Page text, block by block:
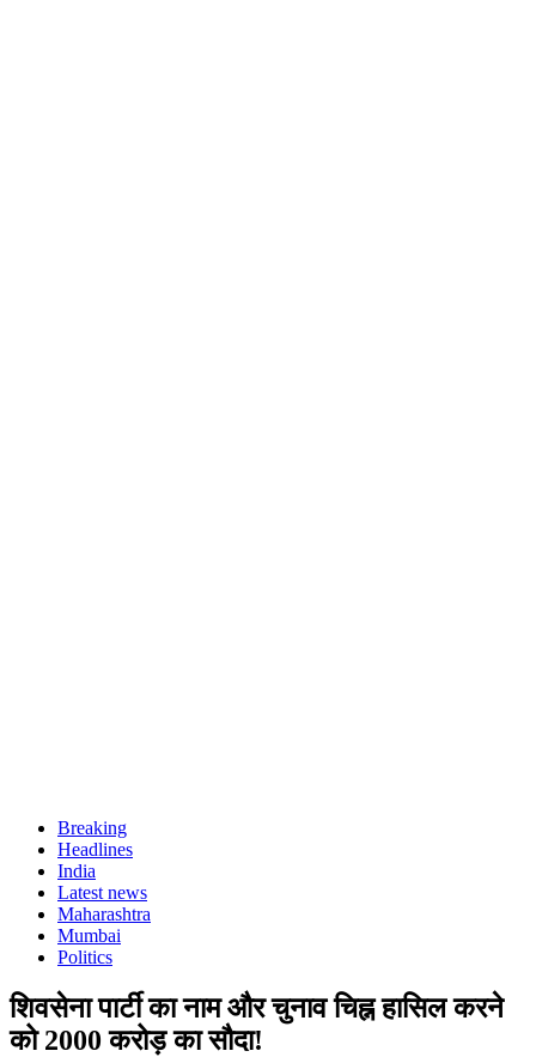
Breaking
Headlines
India
Latest news
Maharashtra
Mumbai
Politics
शिवसेना पार्टी का नाम और चुनाव चिह्न हासिल करने
को 2000 करोड़ का सौदा!